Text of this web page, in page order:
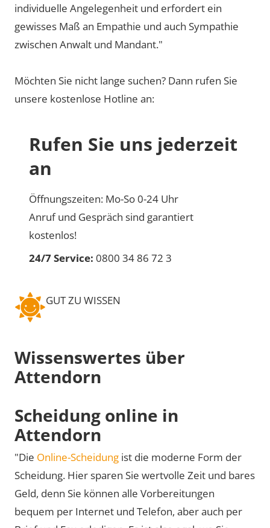
individuelle Angelegenheit und erfordert ein
gewisses Maß an Empathie und auch Sympathie
zwischen Anwalt und Mandant."
Möchten Sie nicht lange suchen? Dann rufen Sie
unsere kostenlose Hotline an:
Rufen Sie uns jederzeit
an
Öffnungszeiten: Mo-So 0-24 Uhr
Anruf und Gespräch sind garantiert
kostenlos!
24/7 Service: 0800 34 86 72 3
GUT ZU WISSEN
Wissenswertes über
Attendorn
Scheidung online in
Attendorn
"Die Online-Scheidung ist die moderne Form der
Scheidung. Hier sparen Sie wertvolle Zeit und bares
Geld, denn Sie können alle Vorbereitungen
bequem per Internet und Telefon, aber auch per